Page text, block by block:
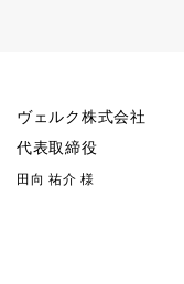
ヴェルク株式会社
代表取締役
田向 祐介 様